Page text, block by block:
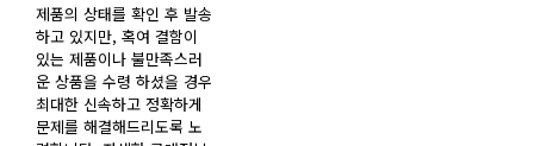
제품의 상태를 확인 후 발송
하고 있지만, 혹여 결함이
있는 제품이나 불만족스러
운 상품을 수령 하셨을 경우
최대한 신속하고 정확하게
문제를 해결해드리도록 노